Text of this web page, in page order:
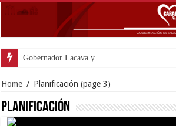
Gobernador Lacava y alcaldesa Riera supervisa
Home / Planificación (page 3)
Planificación